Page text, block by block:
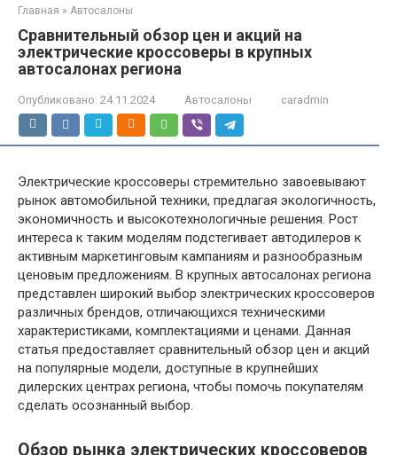
Главная » Автосалоны
Сравнительный обзор цен и акций на
электрические кроссоверы в крупных
автосалонах региона
Опубликовано: 24.11.2024 Автосалоны caradmin
Электрические кроссоверы стремительно завоевывают
рынок автомобильной техники, предлагая экологичность,
экономичность и высокотехнологичные решения. Рост
интереса к таким моделям подстегивает автодилеров к
активным маркетинговым кампаниям и разнообразным
ценовым предложениям. В крупных автосалонах региона
представлен широкий выбор электрических кроссоверов
различных брендов, отличающихся техническими
характеристиками, комплектациями и ценами. Данная
статья предоставляет сравнительный обзор цен и акций
на популярные модели, доступные в крупнейших
дилерских центрах региона, чтобы помочь покупателям
сделать осознанный выбор.
Обзор рынка электрических кроссоверов